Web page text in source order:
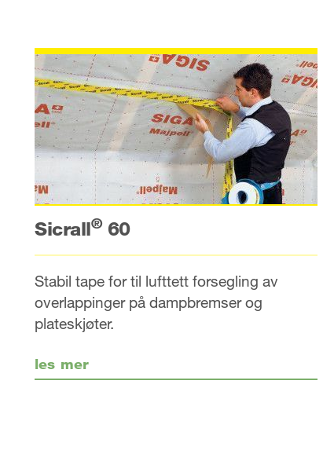
Sicrall®60
Stabil tape for til lufttett forsegling av
overlappinger på dampbremser og
plateskjøter.
les mer